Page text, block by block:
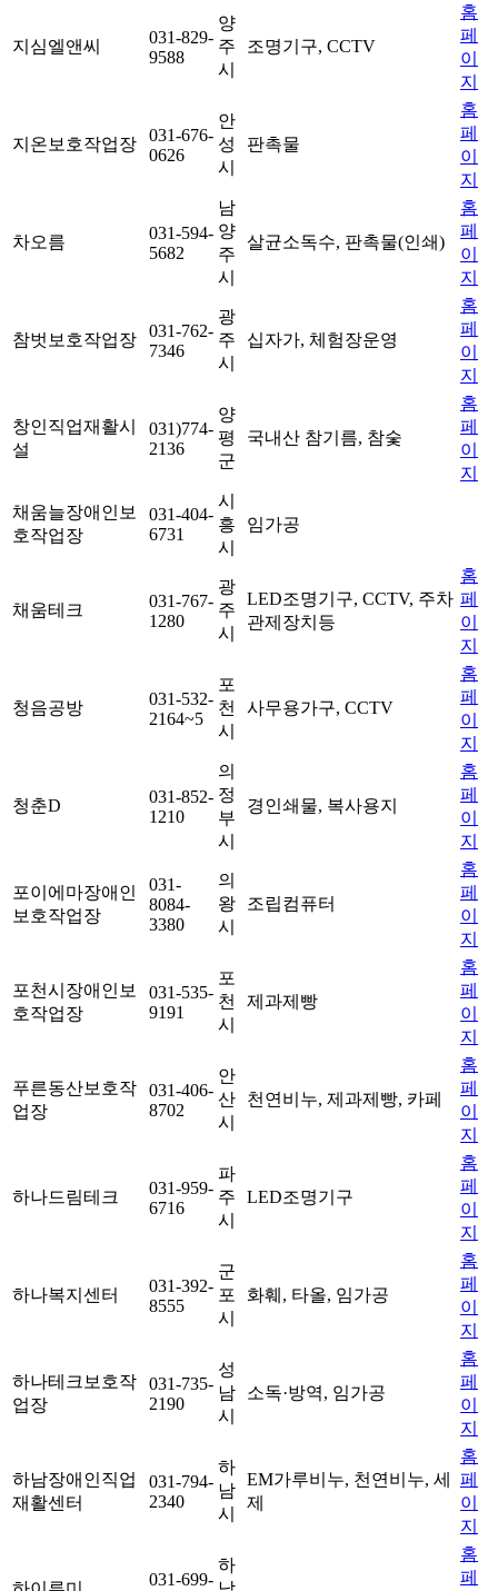
지심엘앤씨
031-829-
9588
양
주
시
조명기구, CCTV
홈
페
이
지
지온보호작업장
031-676-
0626
안
성
시
판촉물
홈
페
이
지
차오름
031-594-
5682
남
양
주
시
살균소독수, 판촉물(인쇄)
홈
페
이
지
참벗보호작업장
031-762-
7346
광
주
시
십자가, 체험장운영
홈
페
이
지
창인직업재활시
설
031)774-
2136
양
평
군
국내산 참기름, 참숯
홈
페
이
지
채움늘장애인보
호작업장
031-404-
6731
시
흥
시
임가공
채움테크
031-767-
1280
광
주
시
LED조명기구, CCTV, 주차
관제장치등
홈
페
이
지
청음공방
031-532-
2164~5
포
천
시
사무용가구, CCTV
홈
페
이
지
청춘D
031-852-
1210
의
정
부
시
경인쇄물, 복사용지
홈
페
이
지
포이에마장애인
보호작업장
031-
8084-
3380
의
왕
시
조립컴퓨터
홈
페
이
지
포천시장애인보
호작업장
031-535-
9191
포
천
시
제과제빵
홈
페
이
지
푸른동산보호작
업장
031-406-
8702
안
산
시
천연비누, 제과제빵, 카페
홈
페
이
지
하나드림테크
031-959-
6716
파
주
시
LED조명기구
홈
페
이
지
하나복지센터
031-392-
8555
군
포
시
화훼, 타올, 임가공
홈
페
이
지
하나테크보호작
업장
031-735-
2190
성
남
시
소독·방역, 임가공
홈
페
이
지
하남장애인직업
재활센터
031-794-
2340
하
남
시
EM가루비누, 천연비누, 세
제
홈
페
이
지
031-699-
하
홈
페